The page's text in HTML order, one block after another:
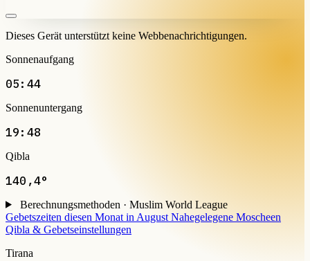
Dieses Gerät unterstützt keine Webbenachrichtigungen.
Sonnenaufgang
05:44
Sonnenuntergang
19:48
Qibla
140,4°
Berechnungsmethoden · Muslim World League
Gebetszeiten diesen Monat in August Nahegelegene Moscheen
Qibla & Gebetseinstellungen
Tirana